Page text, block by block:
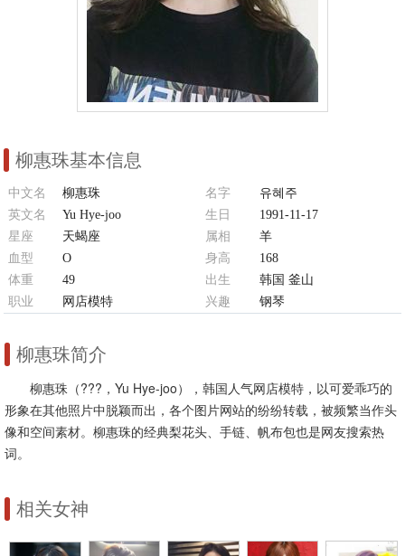
柳惠珠基本信息
中文名 柳惠珠 名字
유혜주
英文名
Yu Hye-joo 生日
1991-11-17
星座
天蝎座 属相
羊
血型
O 身高
168
体重
49 出生
韩国 釜山
职业
网店模特 兴趣 钢琴
柳惠珠简介
柳惠珠（???，Yu Hye-joo），韩国人气网店模特，以可爱乖巧的
形象在其他照片中脱颖而出，各个图片网站的纷纷转载，被频繁当作头
像和空间素材。柳惠珠的经典梨花头、手链、帆布包也是网友搜索热
词。
相关女神